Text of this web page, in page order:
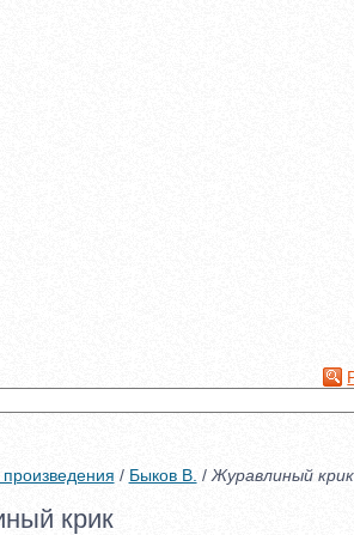
/ Быков В. / Журавлиный крик
крик